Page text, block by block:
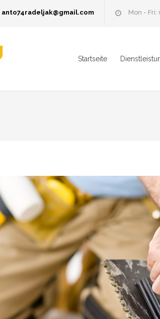
anto74radeljak@gmail.com Mon - Fri:
Startseite